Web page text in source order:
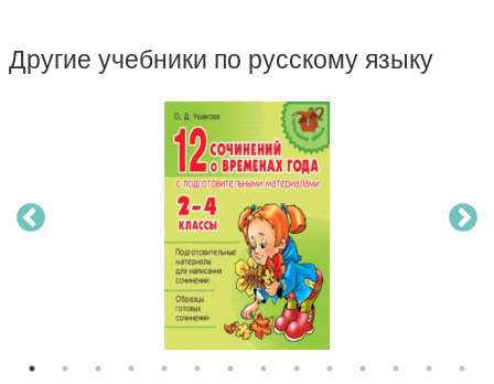
Другие учебники по русскому языку